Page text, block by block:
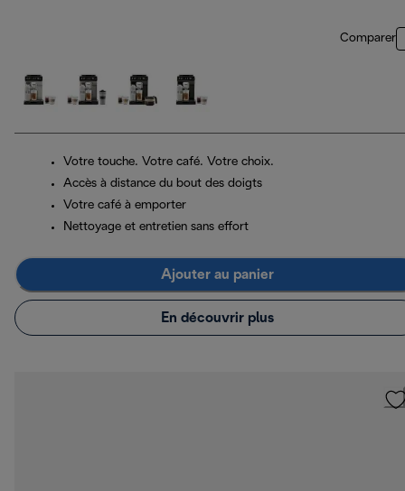
Comparer
Votre touche. Votre café. Votre choix.
Accès à distance du bout des doigts
Votre café à emporter
Nettoyage et entretien sans effort
Ajouter au panier
En découvrir plus